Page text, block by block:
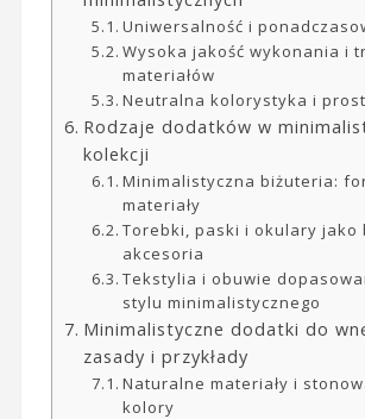
Uniwersalność i
Wysoka jakość wykonania i
materiałów
Neutralna kolorystyka i
Rodzaje dodatków w
kolekcji
Minimalistyczna biżuteria:
materiały
Torebki, paski i okulary jako
akcesoria
Tekstylia i obuwie
stylu minimalistycznego
Minimalistyczne dodatki do
zasady i przykłady
Naturalne materiały i
kolory